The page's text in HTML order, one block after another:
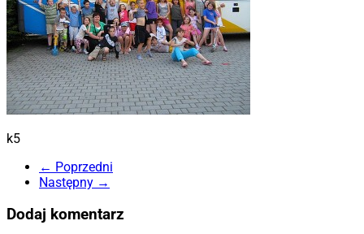
k5
← Poprzedni
Następny →
Dodaj komentarz